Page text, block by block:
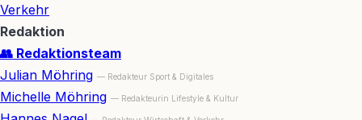
Verkehr
Redaktion
👥 Redaktionsteam
Julian Möhring — Redakteur Sport & Digitales
Michelle Möhring — Redakteurin Lifestyle & Kultur